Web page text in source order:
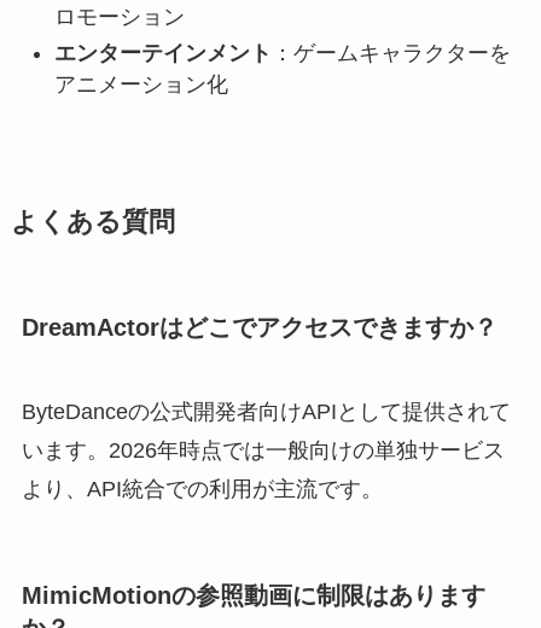
ロモーション
エンターテインメント ：ゲームキャラクターを
アニメーション化
よくある質問
DreamActorはどこでアクセスできますか？
ByteDanceの公式開発者向けAPIとして提供されて
います。2026年時点では一般向けの単独サービス
より、API統合での利用が主流です。
MimicMotionの参照動画に制限はあります